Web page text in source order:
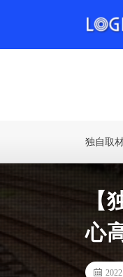
独自取
心